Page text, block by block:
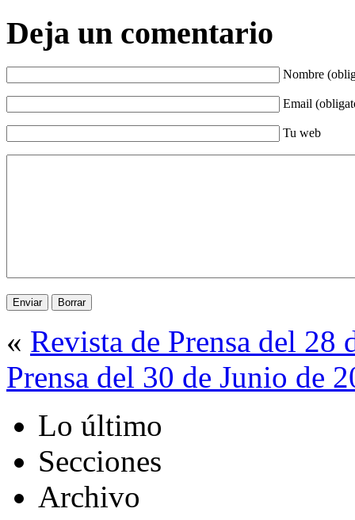
Deja un comentario
Nombre
Email
Tu web
« Revista de Prensa del 28
Prensa del 30 de Junio de
Lo último
Secciones
Archivo